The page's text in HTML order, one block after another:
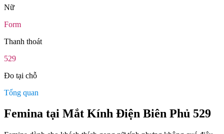
Nữ
Form
Thanh thoát
529
Đo tại chỗ
Tổng quan
Femina tại Mắt Kính Điện Biên Phủ 529